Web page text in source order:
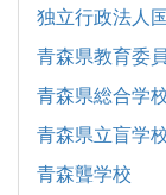
独立行政法人
青森県教育委
青森県総合学
青森県立盲学
青森聾学校